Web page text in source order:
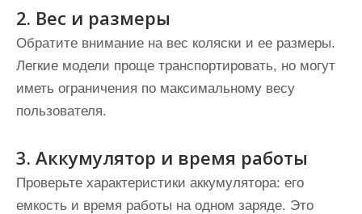
2. Вес и размеры
Обратите внимание на вес коляски и ее размеры.
Легкие модели проще транспортировать, но могут
иметь ограничения по максимальному весу
пользователя.
3. Аккумулятор и время работы
Проверьте характеристики аккумулятора: его
емкость и время работы на одном заряде. Это